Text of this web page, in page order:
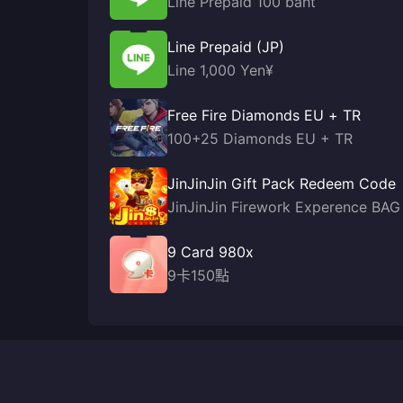
Line Prepaid (JP)
Line 1,000 Yen¥
Free Fire Diamonds EU + TR
100+25 Diamonds EU + TR
JinJinJin Gift Pack Redeem Code
JinJinJin Firework Experence BAG
9 Card 980x
9卡150點